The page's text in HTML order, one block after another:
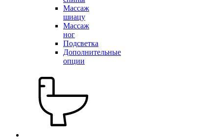
Массаж
шиацу
Массаж
ног
Подсветка
Дополнительные
опции